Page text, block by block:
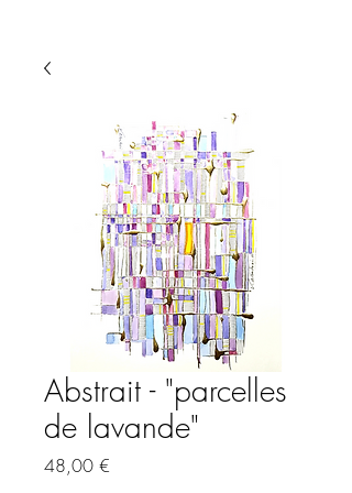
Abstrait - "parcelles
de lavande"
48,00 €